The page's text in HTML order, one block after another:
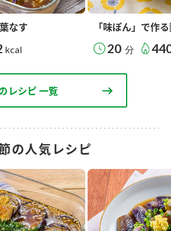
なす
kcal
「味ぽん」で作
20 分
レシピ 一覧
の人気レシピ